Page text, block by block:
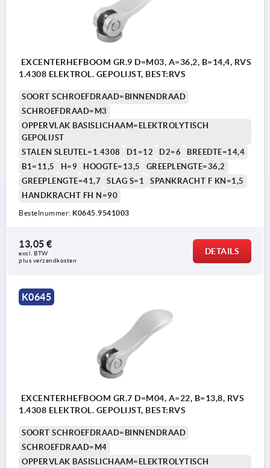
EXCENTERHEFBOOM GR.9 D=M03, A=36,2, B=14,4, RVS
1.4308 ELEKTROL. GEPOLIJST, BEST:RVS
SOORT SCHROEFDRAAD=BINNENDRAAD
SCHROEFDRAAD=M3
OPPERVLAK BASISLICHAAM=ELEKTROLYTISCH
GEPOLIJST
STALEN SLEUTEL=1.4308
D1=12 D2=6
BREEDTE=14,4
B1=11,5
H=9 HOOGTE=13,5
GREEPLENGTE=36,2
GREEPLENGTE=41,7
SLAG S=1
SPANKRACHT F KN=1,5
HANDKRACHT FH N=90
Bestelnummer: K0645.9541003
13,05 €
excl. BTW
plus verzendkosten
DETAILS
K0645
EXCENTERHEFBOOM GR.7 D=M04, A=22, B=13,8, RVS
1.4308 ELEKTROL. GEPOLIJST, BEST:RVS
SOORT SCHROEFDRAAD=BINNENDRAAD
SCHROEFDRAAD=M4
OPPERVLAK BASISLICHAAM=ELEKTROLYTISCH